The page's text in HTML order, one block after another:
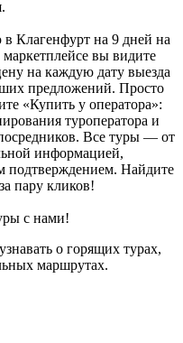
Клагенфурт на 9 дней на
вы видите
на каждую дату выезда
предложений. Просто
«Купить у оператора»:
туроператора и
Все туры — от
информацией,
подтверждением. Найдите
пару кликов!
с нами!
о горящих турах,
маршрутах.